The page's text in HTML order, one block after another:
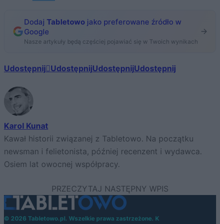
Dodaj Tabletowo jako preferowane źródło w
Google
Nasze artykuły będą częściej pojawiać się w Twoich wynikach
Udostępnij UdostępnijUdostępnijUdostępnij
Karol Kunat
Kawał historii związanej z Tabletowo. Na początku
newsman i felietonista, później recenzent i wydawca.
Osiem lat owocnej współpracy.
© 2026 Tabletowo.pl. Wszelkie prawa zastrzeżone. K